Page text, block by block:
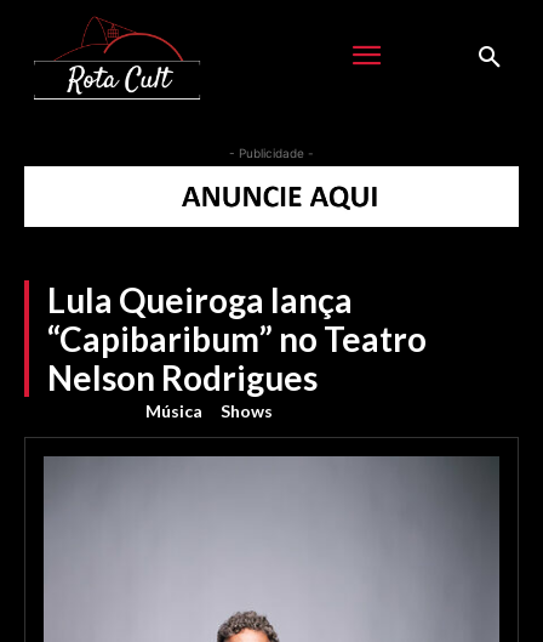
- Publicidade -
Lula Queiroga lança
“Capibaribum” no Teatro
Nelson Rodrigues
Música Shows